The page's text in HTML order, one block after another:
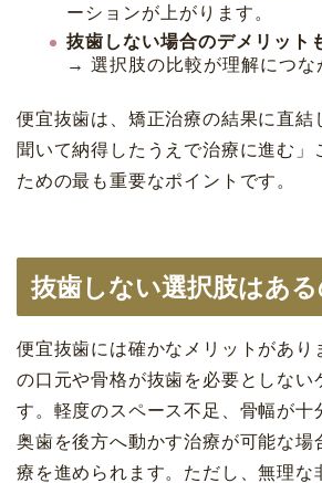
ーションが上がります。
抜歯しない場合のデメリット
→ 選択肢の比較が理解につな
便宜抜歯は、矯正治療の結果に直結
聞いて納得したうえで治療に進む」
ための最も重要なポイントです。
抜歯しない選択肢はあ
便宜抜歯には確かなメリットがあり
の口元や骨格が抜歯を必要としない
す。軽度のスペース不足、骨幅が十
奥歯を後方へ動かす治療が可能な場
療を進められます。ただし、無理な